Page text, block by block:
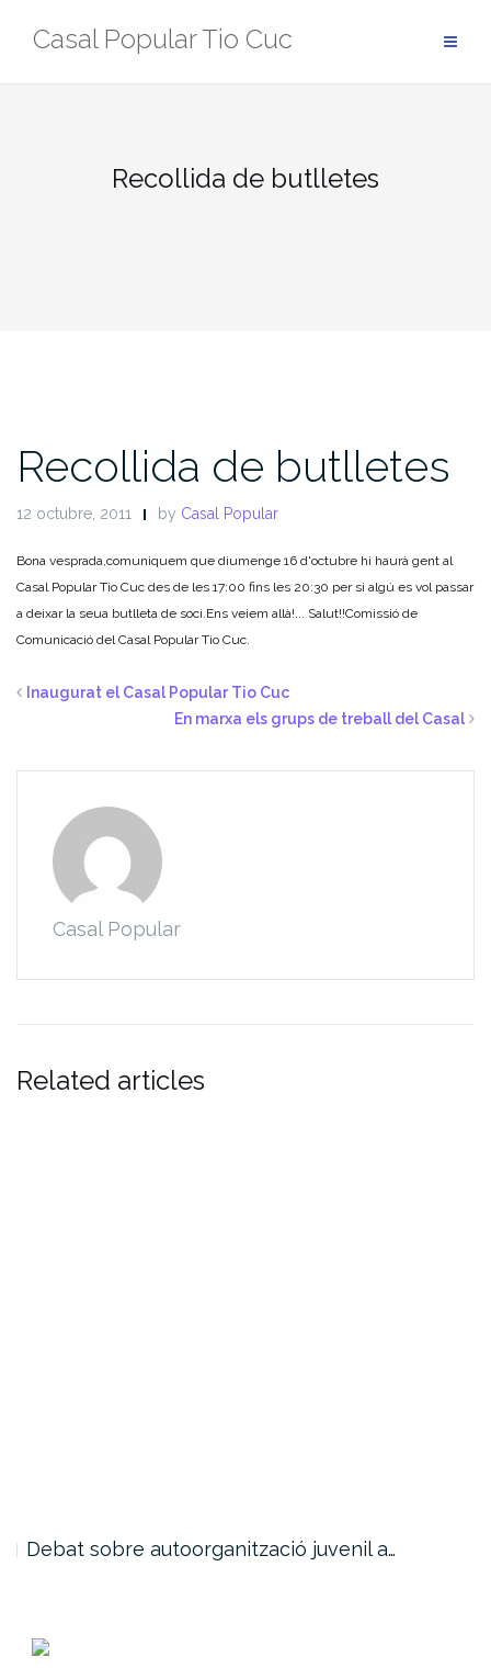
Casal Popular Tio Cuc
Recollida de butlletes
Recollida de butlletes
12 octubre, 2011 by Casal Popular
Bona vesprada,comuniquem que diumenge 16 d'octubre hi haurà gent al
Casal Popular Tio Cuc des de les 17:00 fins les 20:30 per si algú es vol passar
a deixar la seua butlleta de soci.Ens veiem allà!... Salut!!Comissió de
Comunicació del Casal Popular Tio Cuc.
Inaugurat el Casal Popular Tio Cuc
En marxa els grups de treball del Casal
Casal Popular
Related articles
Debat sobre autoorganització juvenil a…